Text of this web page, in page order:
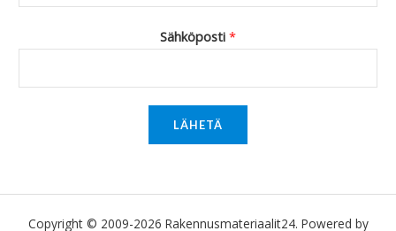
Sähköposti *
LÄHETÄ
Copyright © 2009-2026 Rakennusmateriaalit24. Powered by